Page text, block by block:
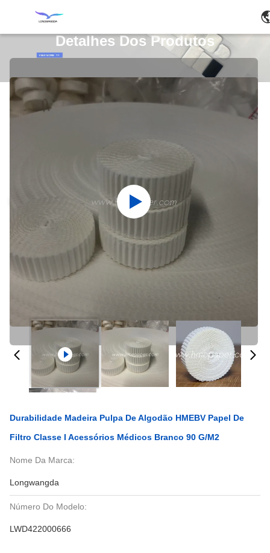
Detalhes Dos Produtos
Durabilidade Madeira Pulpa De Algodão HMEBV Papel De
Filtro Classe I Acessórios Médicos Branco 90 G/m2
Nome Da Marca:
Longwangda
Número Do Modelo:
LWD422000666